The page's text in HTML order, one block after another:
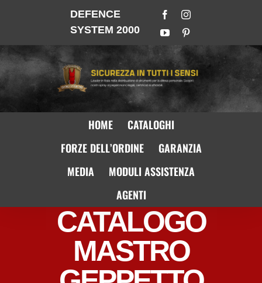
DEFENCE
SYSTEM 2000
HOME
CATALOGHI
FORZE DELL’ORDINE
GARANZIA
MEDIA
MODULI ASSISTENZA
AGENTI
CATALOGO
MASTRO